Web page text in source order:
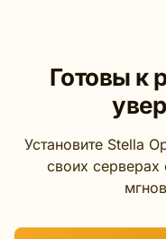
Готовы к
Установите Stella
своих серверах